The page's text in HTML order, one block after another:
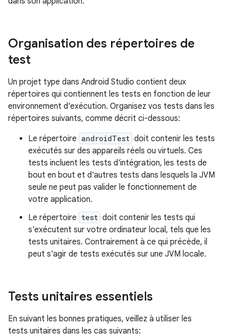
Organisation des répertoires de
test
Un projet type dans Android Studio contient deux
répertoires qui contiennent les tests en fonction de leur
environnement d'exécution. Organisez vos tests dans les
répertoires suivants, comme décrit ci-dessous:
Le répertoire androidTest doit contenir les tests
exécutés sur des appareils réels ou virtuels. Ces
tests incluent les tests d'intégration, les tests de
bout en bout et d'autres tests dans lesquels la JVM
seule ne peut pas valider le fonctionnement de
votre application.
Le répertoire test doit contenir les tests qui
s'exécutent sur votre ordinateur local, tels que les
tests unitaires. Contrairement à ce qui précède, il
peut s'agir de tests exécutés sur une JVM locale.
Tests unitaires essentiels
En suivant les bonnes pratiques, veillez à utiliser les
tests unitaires dans les cas suivants: